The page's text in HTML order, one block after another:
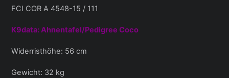
FCI COR A 4548-15 / 111
K9data: Ahnentafel/Pedigree Coco
Widerristhöhe: 56 cm
Gewicht: 32 kg